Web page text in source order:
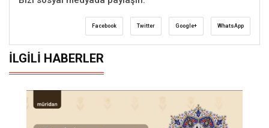
Facebook Twitter Google+ WhatsApp
İLGILI HABERLER